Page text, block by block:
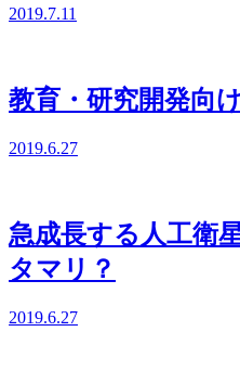
2019.7.11
教育・研究開発向
2019.6.27
急成長する人工衛
タマリ？
2019.6.27